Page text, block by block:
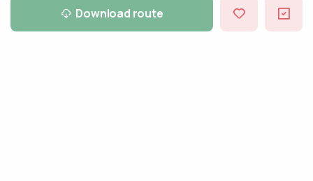
Download route